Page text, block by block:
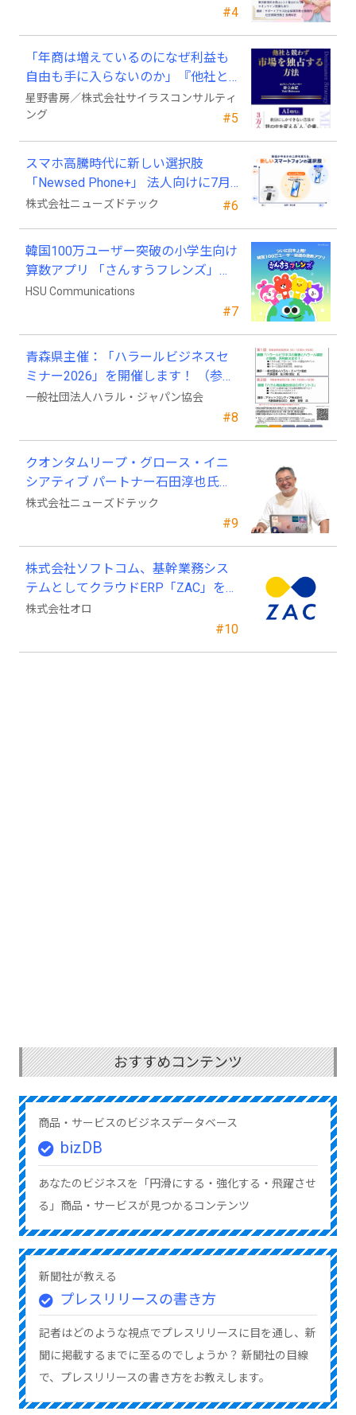
#4
#5
「年商は増えているのになぜ利益も
自由も手に入らないのか」『他社と
競わず 市場を独占する方法』発売
星野書房／株式会社サイラスコンサルティ
ング
#6
スマホ高騰時代に新しい選択肢
「Newsed Phone+」 法人向けに7月
23日から販売開始
株式会社ニューズドテック
#7
韓国100万ユーザー突破の小学生向け
算数アプリ 「さんすうフレンズ」、
ついに日本上陸!
HSU Communications
#8
青森県主催：「ハラールビジネスセ
ミナー2026」を開催します！ （参加
費無料）
一般社団法人ハラル・ジャパン協会
#9
クオンタムリープ・グロース・イニ
シアティブ パートナー石田淳也氏が
ニューズドテックの戦略顧問に就任
株式会社ニューズドテック
#10
株式会社ソフトコム、基幹業務シス
テムとしてクラウドERP「ZAC」を採
用
株式会社オロ
おすすめコンテンツ
商品・サービスのビジネスデータベース
bizDB
あなたのビジネスを「円滑にする・強化する・飛躍させ
る」商品・サービスが見つかるコンテンツ
新聞社が教える
プレスリリースの書き方
記者はどのような視点でプレスリリースに目を通し、新
聞に掲載するまでに至るのでしょうか？ 新聞社の目線
で、プレスリリースの書き方をお教えします。